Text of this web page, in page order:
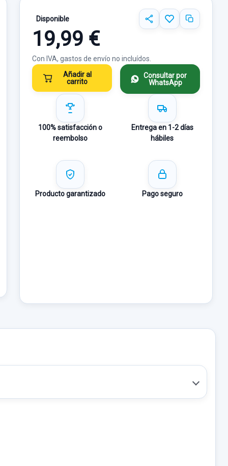
Disponible
19,99 €
Con IVA, gastos de envío no incluídos.
Añadir al
carrito
Consultar por
WhatsApp
100% satisfacción o
reembolso
Entrega en 1-2 días
hábiles
Producto garantizado Pago seguro